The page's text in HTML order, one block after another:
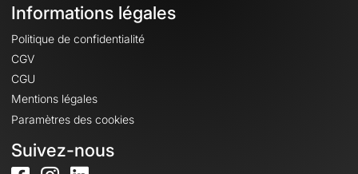
Informations légales
Politique de confidentialité
CGV
CGU
Mentions légales
Paramètres des cookies
Suivez-nous